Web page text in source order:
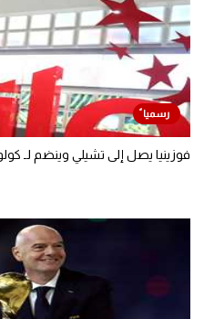
فوزينيا يصل إلى تشيلي وينضم لـ